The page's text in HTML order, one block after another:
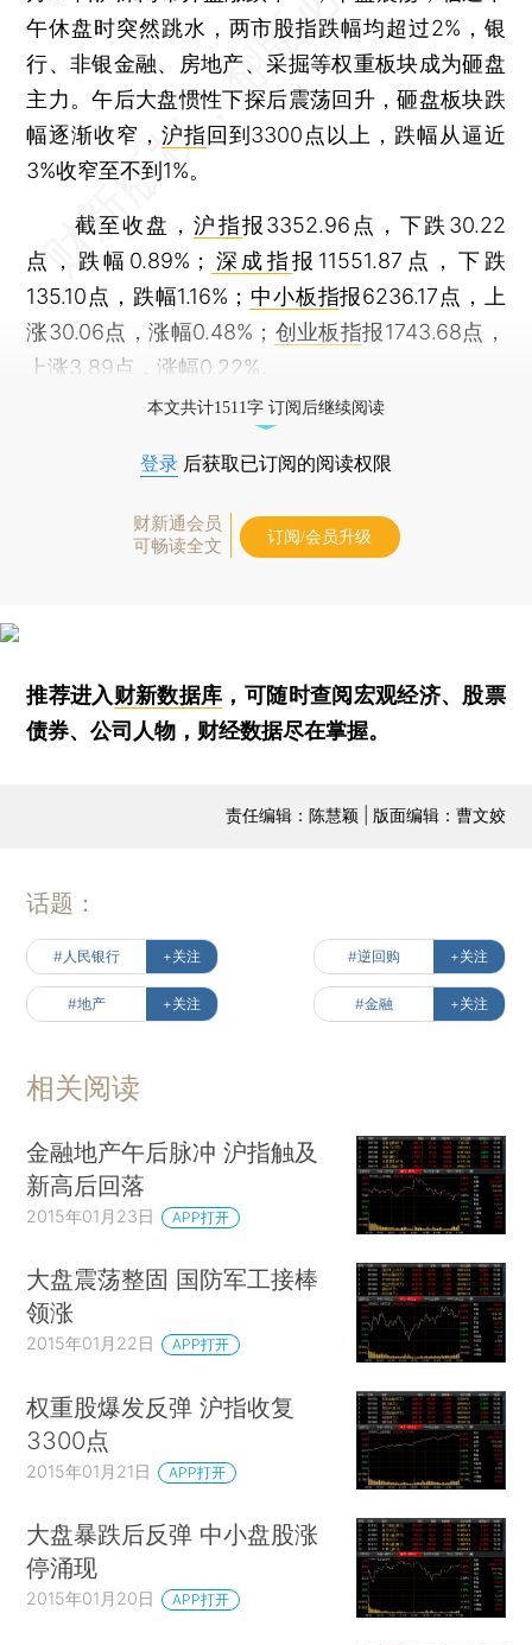
午休盘时突然跳水，两市股指跌幅均超过2%，银
行、非银金融、房地产、采掘等权重板块成为砸盘
主力。午后大盘惯性下探后震荡回升，砸盘板块跌
幅逐渐收窄， 沪指 回到3300点以上，跌幅从逼近
3%收窄至不到1%。
截至收盘，沪指报3352.96点，下跌30.22
点，跌幅0.89%； 深成指报11551.87点，下跌
135.10点，跌幅1.16%； 中小板指报6236.17点，上
涨30.06点，涨幅0.48%； 创业板指报1743.68点，
上涨3.89点，涨幅0.22%。
本文共计1511字 订阅后继续阅读
登录 后获取已订阅的阅读权限
财新通会员
可畅读全文
订阅/会员升级
推荐进入财新数据库 ，可随时查阅宏观经济、股票
债券、公司人物，财经数据尽在掌握。
责任编辑：陈慧颖 | 版面编辑：曹文姣
话题：
#人民银行 +关注 #逆回购 +关注
#地产 +关注 #金融 +关注
相关阅读
金融地产午后脉冲 沪指触及
新高后回落
2015年01月23日 APP打开
大盘震荡整固 国防军工接棒
领涨
2015年01月22日 APP打开
权重股爆发反弹 沪指收复
3300点
2015年01月21日 APP打开
大盘暴跌后反弹 中小盘股涨
停涌现
2015年01月20日 APP打开